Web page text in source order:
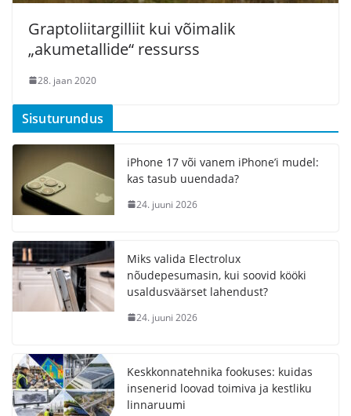
Graptoliitargilliit kui võimalik
„akumetallide“ ressurss
28. jaan 2020
Sisuturundus
iPhone 17 või vanem iPhone’i mudel:
kas tasub uuendada?
24. juuni 2026
Miks valida Electrolux
nõudepesumasin, kui soovid kööki
usaldusväärset lahendust?
24. juuni 2026
Keskkonnatehnika fookuses: kuidas
insenerid loovad toimiva ja kestliku
linnaruumi